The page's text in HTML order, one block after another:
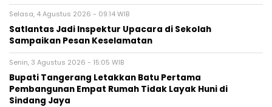
Selasa, 4 Agustus 2026 - 09:14 WIB
Satlantas Jadi Inspektur Upacara di Sekolah
Sampaikan Pesan Keselamatan
Senin, 3 Agustus 2026 - 15:05 WIB
Bupati Tangerang Letakkan Batu Pertama
Pembangunan Empat Rumah Tidak Layak Huni di
Sindang Jaya